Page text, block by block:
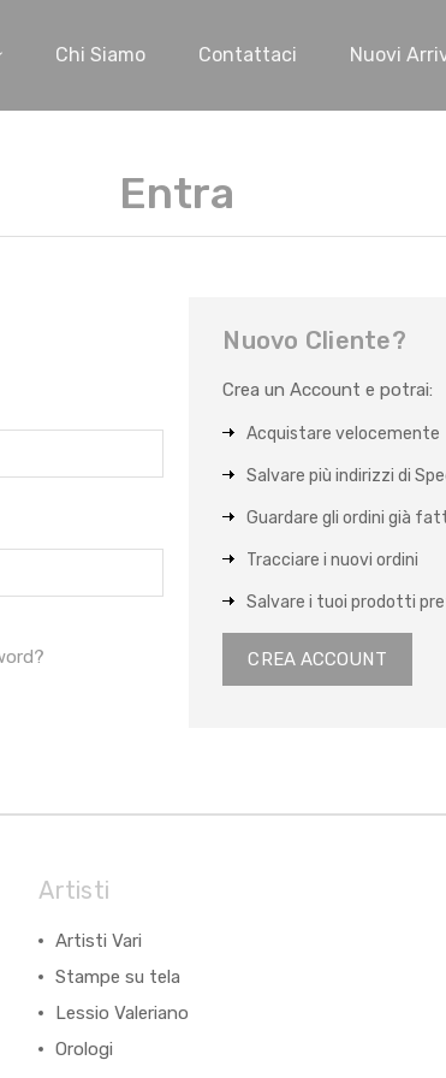
Chi Siamo Contattaci Nuovi
Entra
Nuovo Cliente?
Crea un Account e potrai:
Acquistare velocemente
Salvare più indirizzi di
Guardare gli ordini già
Tracciare i nuovi ordini
Salvare i tuoi prodotti
CREA ACCOUNT
Artisti
Artisti Vari
Stampe su tela
Lessio Valeriano
Orologi